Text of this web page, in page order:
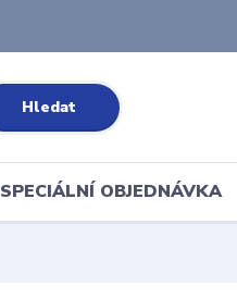
Hledat
SPECIÁLNÍ OBJEDNÁVKA